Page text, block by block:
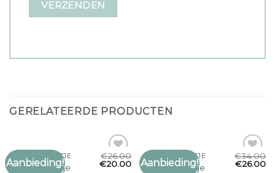
GERELATEERDE PRODUCTEN
Aanbieding!
Toevoegen
BOEREN SJAALTJE
boeren sjaaltje
€26.00
€20.00 Aanbieding!
Toevoegen
BOEREN SJAALTJE
boeren sjaaltje
€34.00
€26.00